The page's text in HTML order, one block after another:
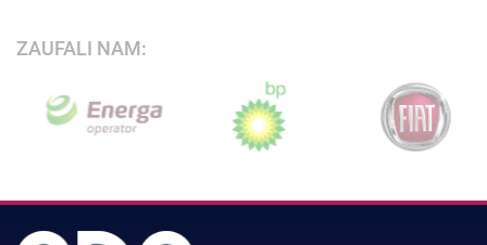
ZAUFALI NAM: